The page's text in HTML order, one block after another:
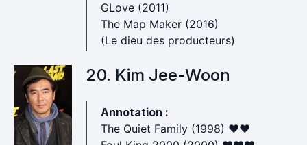
GLove (2011)
The Map Maker (2016)
(Le dieu des producteurs)
20. Kim Jee-Woon
Annotation :
The Quiet Family (1998) ♥♥